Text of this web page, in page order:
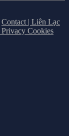
Contact | Liên Lạc
Privacy Cookies